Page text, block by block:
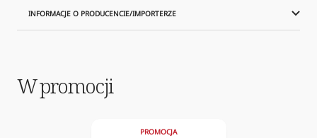
INFORMACJE O PRODUCENCIE/IMPORTERZE
W promocji
PROMOCJA